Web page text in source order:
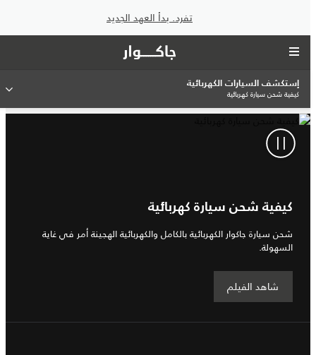
تفرد. بدأ العهد الجديد
إستكشف السيارات الكهربائية
كيفية شحن سيارة كهربائية
كيفية شحن سيارة كهربائية
شحن سيارة جاكوار الكهربائية بالكامل والكهربائية الهجينة أمر في غاية
السهولة.
شاهد الفيلم